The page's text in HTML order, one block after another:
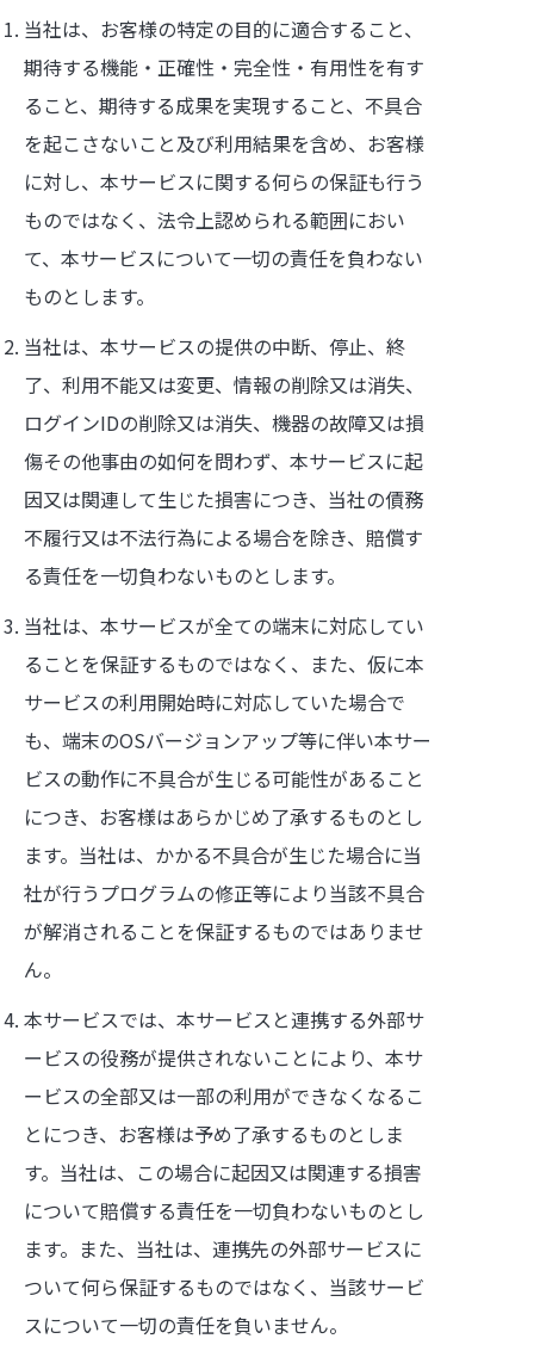
当社は、お客様の特定の目的に適合すること、
期待する機能・正確性・完全性・有用性を有す
ること、期待する成果を実現すること、不具合
を起こさないこと及び利用結果を含め、お客様
に対し、本サービスに関する何らの保証も行う
ものではなく、法令上認められる範囲におい
て、本サービスについて一切の責任を負わない
ものとします。
当社は、本サービスの提供の中断、停止、終
了、利用不能又は変更、情報の削除又は消失、
ログインIDの削除又は消失、機器の故障又は損
傷その他事由の如何を問わず、本サービスに起
因又は関連して生じた損害につき、当社の債務
不履行又は不法行為による場合を除き、賠償す
る責任を一切負わないものとします。
当社は、本サービスが全ての端末に対応してい
ることを保証するものではなく、また、仮に本
サービスの利用開始時に対応していた場合で
も、端末のOSバージョンアップ等に伴い本サー
ビスの動作に不具合が生じる可能性があること
につき、お客様はあらかじめ了承するものとし
ます。当社は、かかる不具合が生じた場合に当
社が行うプログラムの修正等により当該不具合
が解消されることを保証するものではありませ
ん。
本サービスでは、本サービスと連携する外部サ
ービスの役務が提供されないことにより、本サ
ービスの全部又は一部の利用ができなくなるこ
とにつき、お客様は予め了承するものとしま
す。当社は、この場合に起因又は関連する損害
について賠償する責任を一切負わないものとし
ます。また、当社は、連携先の外部サービスに
ついて何ら保証するものではなく、当該サービ
スについて一切の責任を負いません。